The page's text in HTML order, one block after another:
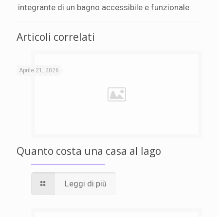
integrante di un bagno accessibile e funzionale.
Articoli correlati
Aprile 21, 2026
Quanto costa una casa al lago
Leggi di più